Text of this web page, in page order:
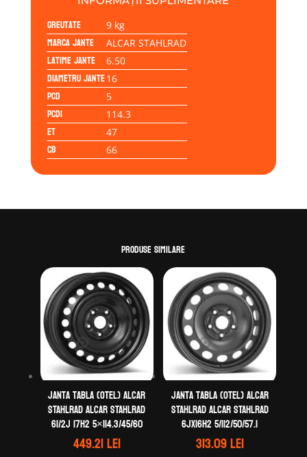
Greutate 9 kg
Marca jante ALCAR STAHLRAD
Latime jante 6.50
Diametru jante16
PCD 5
PCD1 114.3
ET 47
CB 66
Produse similare
Janta tabla (otel) ALCAR
STAHLRAD ALCAR STAHLRAD
61/2J 17H2 5×114.3/45/60
449.21lei
Janta tabla (otel) ALCAR
STAHLRAD ALCAR STAHLRAD
6Jx16H2 5/112/50/57.1
313.09lei